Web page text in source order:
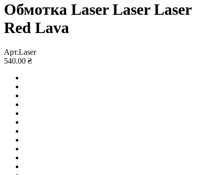
Обмотка Laser Laser Laser
Red Lava
Арт.Laser
540.00 ₴